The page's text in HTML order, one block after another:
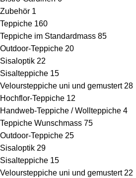
Zubehör 1
Teppiche 160
Teppiche im Standardmass 85
Outdoor-Teppiche 20
Sisaloptik 22
Sisalteppiche 15
Veloursteppiche uni und gemustert 28
Hochflor-Teppiche 12
Handweb-Teppiche / Wollteppiche 4
Teppiche Wunschmass 75
Outdoor-Teppiche 25
Sisaloptik 29
Sisalteppiche 15
Veloursteppiche uni und gemustert 22